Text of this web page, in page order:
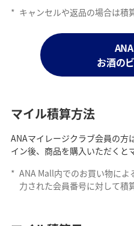
* キャンセルや返品の場合は積
お酒の
マイル積算方法
ANAマイレージクラブ会員の方
イン後、商品を購入いただくと
* ANA Mall内でのお買い物によ
力された会員番号に対して積